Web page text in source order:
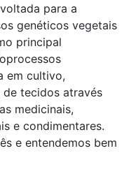
para a
genéticos vegetais
principal
em cultivo,
tecidos através
medicinais,
e condimentares.
e entendemos bem